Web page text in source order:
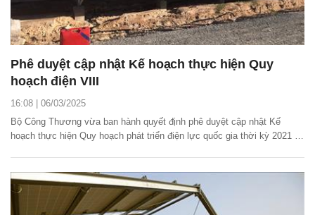
Phê duyệt cập nhật Kế hoạch thực hiện Quy
hoạch điện VIII
16:08 | 06/03/2025
Bộ Công Thương vừa ban hành quyết định phê duyệt cập nhật Kế
hoạch thực hiện Quy hoạch phát triển điện lực quốc gia thời kỳ 2021 -